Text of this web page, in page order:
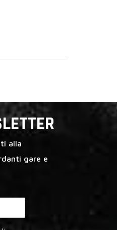
alla
gare e